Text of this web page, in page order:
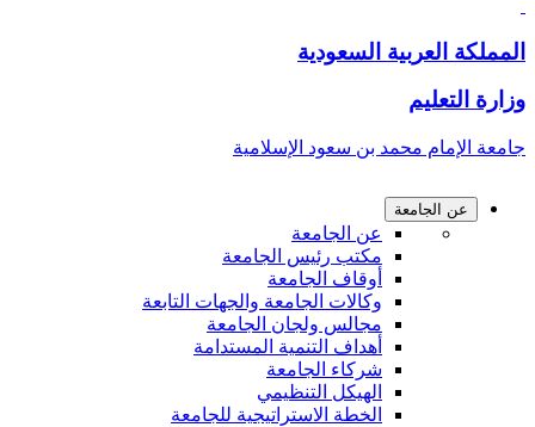
المملكة العربية السعودية
وزارة التعليم
جامعة الإمام محمد بن سعود الإسلامية
عن الجامعة
عن الجامعة
مكتب رئيس الجامعة
أوقاف الجامعة
وكالات الجامعة والجهات التابعة
مجالس ولجان الجامعة
أهداف التنمية المستدامة
شركاء الجامعة
الهيكل التنظيمي
الخطة الاستراتيجية للجامعة